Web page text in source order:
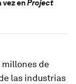
enProject
millones de
las industrias